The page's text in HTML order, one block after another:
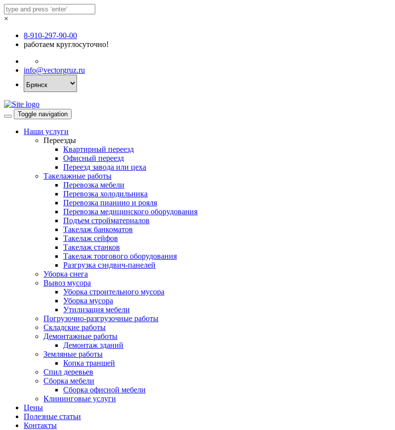
×
8-910-297-90-00
работаем круглосуточно!
info@vectorgruz.ru
Toggle navigation
Наши услуги
Переезды
Квартирный переезд
Офисный переезд
Переезд завода или цеха
Такелажные работы
Перевозка мебели
Перевозка холодильника
Перевозка пианино и рояля
Перевозка медицинского оборудования
Подъем стройматериалов
Такелаж банкоматов
Такелаж сейфов
Такелаж станков
Такелаж торгового оборудования
Разгрузка сэндвич-панелей
Уборка снега
Вывоз мусора
Уборка строительного мусора
Уборка мусора
Утилизация мебели
Погрузочно-разгрузочные работы
Складские работы
Демонтажные работы
Демонтаж зданий
Земляные работы
Копка траншей
Спил деревьев
Сборка мебели
Сборка офисной мебели
Клининговые услуги
Цены
Полезные статьи
Контакты